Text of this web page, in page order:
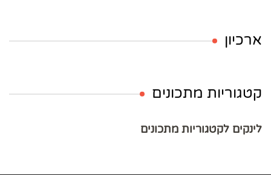
ארכיון
קטגוריות מתכונים
לינקים לקטגוריות מתכונים